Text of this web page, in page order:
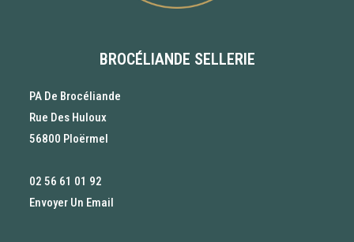
BROCÉLIANDE SELLERIE
PA De Brocéliande
Rue Des Huloux
56800 Ploërmel
02 56 61 01 92
Envoyer Un Email